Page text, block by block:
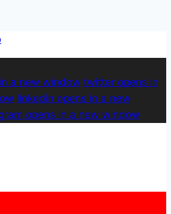
a new window twitteropens in
linkedin opens in a new
opens in a new window